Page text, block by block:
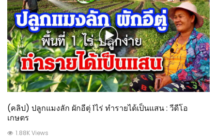
(คลิป) ปลูกแมงลัก ผักอีตุ่ 1ไร่ ทำรายได้เป็นแสน : วีดีโอ
เกษตร
1.88K Views